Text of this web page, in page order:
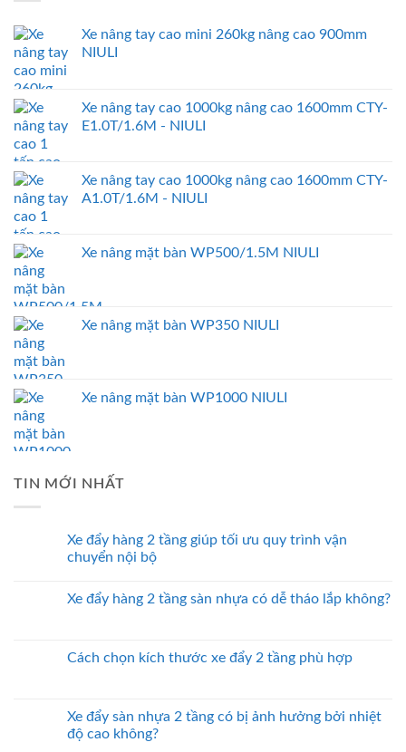
Xe nâng tay cao mini 260kg nâng cao 900mm
NIULI
Xe nâng tay cao 1000kg nâng cao 1600mm CTY-
E1.0T/1.6M - NIULI
Xe nâng tay cao 1000kg nâng cao 1600mm CTY-
A1.0T/1.6M - NIULI
Xe nâng mặt bàn WP500/1.5M NIULI
Xe nâng mặt bàn WP350 NIULI
Xe nâng mặt bàn WP1000 NIULI
TIN MỚI NHẤT
Xe đẩy hàng 2 tầng giúp tối ưu quy trình vận
chuyển nội bộ
Xe đẩy hàng 2 tầng sàn nhựa có dễ tháo lắp không?
Cách chọn kích thước xe đẩy 2 tầng phù hợp
Xe đẩy sàn nhựa 2 tầng có bị ảnh hưởng bởi nhiệt
độ cao không?